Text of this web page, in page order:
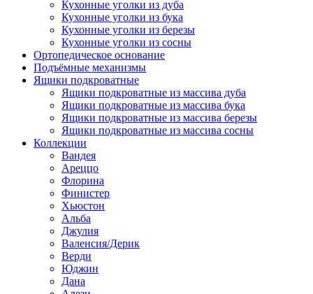
Кухонные уголки из дуба
Кухонные уголки из бука
Кухонные уголки из березы
Кухонные уголки из сосны
Ортопедическое основание
Подъёмные механизмы
Ящики подкроватные
Ящики подкроватные из массива дуба
Ящики подкроватные из массива бука
Ящики подкроватные из массива березы
Ящики подкроватные из массива сосны
Коллекции
Вандея
Ареццо
Флорина
Финистер
Хьюстон
Альба
Джулия
Валенсия/Дерик
Верди
Юджин
Дана